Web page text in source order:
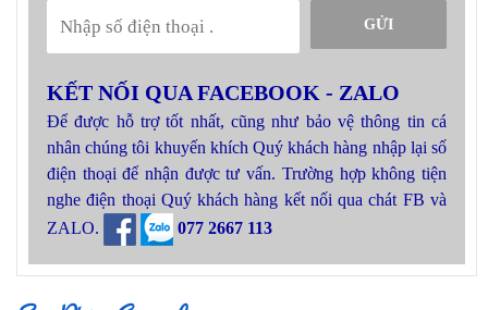
GỬI
KẾT NỐI QUA FACEBOOK - ZALO
Để được hỗ trợ tốt nhất, cũng như bảo vệ thông tin cá
nhân chúng tôi khuyến khích Quý khách hàng nhập lại số
điện thoại để nhận được tư vấn. Trường hợp không tiện
nghe điện thoại Quý khách hàng kết nối qua chát FB và
ZALO.
077 2667 113